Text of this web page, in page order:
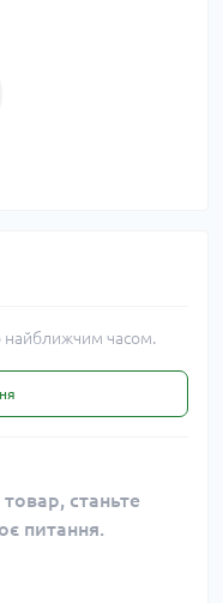
найближчим часом.
станьте
питання.